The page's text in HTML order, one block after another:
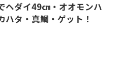
ヘダイ49㎝・オオモンハ
ハタ・真鯛・ゲット！